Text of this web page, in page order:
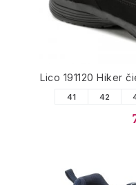
Lico 191120 Hiker
41 42